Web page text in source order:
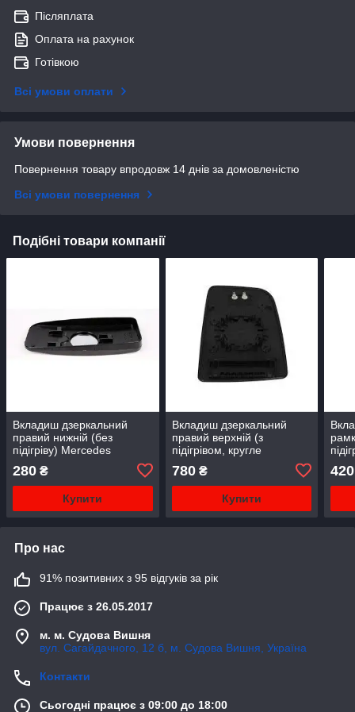
Післяплата
Оплата на рахунок
Готівкою
Всі умови оплати
Умови повернення
Повернення товару впродовж 14 днів за домовленістю
Всі умови повернення
Подібні товари компанії
Вкладиш дзеркальний
правий нижній (без
підігріву) Mercedes
280 ₴
Купити
Вкладиш дзеркальний
правий верхній (з
підігрівом, кругле
2006-1008119
AUTOTECHTEILE
780₴
Купити
420
Про нас
91% позитивних з 95 відгуків за рік
Працює з 26.05.2017
м. м. Судова Вишня
вул. Сагайдачного, 12 б, м. Судова Вишня, Україна
Контакти
Сьогодні працює з 09:00 до 18:00